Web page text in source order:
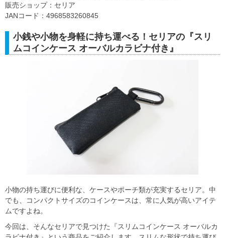
販売ショップ：セリア
JANコード：4968583260845
小銭や小物を身軽に持ち運べる！セリアの『スリ
ムコインケース オーバルカラビナ付き』
小物の持ち運びに便利な、ケースやポーチ類が充実するセリア。中
でも、コンパクトサイズのコインケースは、常に人気が高いアイテ
ムですよね。
今回は、そんなセリアで見つけた『スリムコインケース オーバルカ